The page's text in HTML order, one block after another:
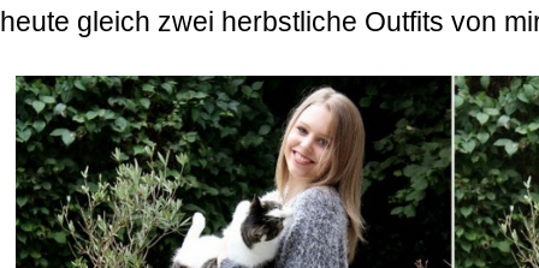
heute gleich zwei herbstliche Outfits von